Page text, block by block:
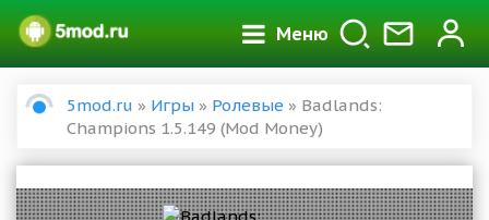
Меню
5mod.ru » Игры » Ролевые » Badlands:
Champions 1.5.149 (Mod Money)